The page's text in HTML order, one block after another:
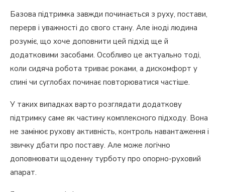
Базова підтримка завжди починається з руху, постави,
перерв і уважності до свого стану. Але іноді людина
розуміє, що хоче доповнити цей підхід ще й
додатковими засобами. Особливо це актуально тоді,
коли сидяча робота триває роками, а дискомфорт у
спині чи суглобах починає повторюватися частіше.
У таких випадках варто розглядати додаткову
підтримку саме як частину комплексного підходу. Вона
не замінює рухову активність, контроль навантаження і
звичку дбати про поставу. Але може логічно
доповнювати щоденну турботу про опорно-руховий
апарат.